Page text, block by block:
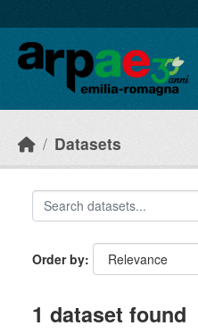
Datasets
Order by
1 dataset found